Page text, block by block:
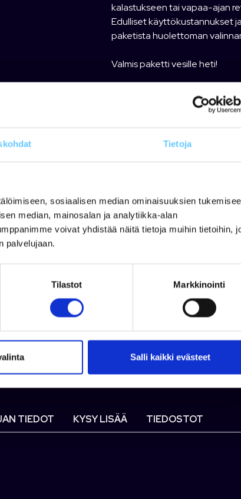
Tietoja
sosiaalisen median ominaisuuksien
median, mainosalan ja analytiikka-alan
voivat yhdistää näitä tietoja muihin tietoihin,
palvelujaan.
Tilastot Markkinointi
Salli kaikki evästeet
kalastukseen tai vapaa-ajan
Edulliset käyttökustannukset
paketista huolettoman
Valmis paketti vesille heti!
Moottorin merkki:
Yamaha
F15
2003
Moottorin teho:
15 hv
Leveys:
1.65 m
Vuosimalli:
2003
Buster suositushinnasto
Tuotekoodi: 1015680
Tuote on myyty
TIEDOT KYSY LISÄÄ TIEDOSTOT